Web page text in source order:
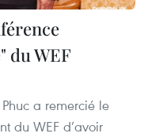
du WEF
a remercié le
du WEF d’avoir